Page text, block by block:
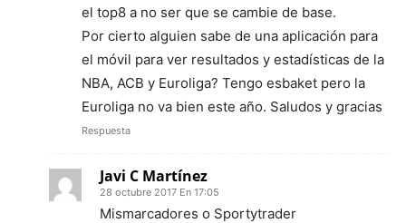
el top8 a no ser que se cambie de base.
Por cierto alguien sabe de una aplicación para
el móvil para ver resultados y estadísticas de la
NBA, ACB y Euroliga? Tengo esbaket pero la
Euroliga no va bien este año. Saludos y gracias
Respuesta
Javi C Martínez
28 octubre 2017 En 17:05
Mismarcadores o Sportytrader